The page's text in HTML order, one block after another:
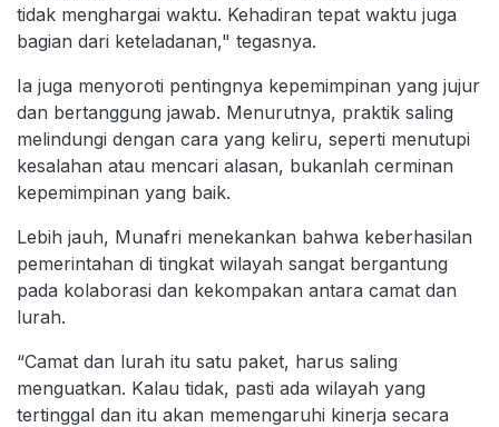
tidak menghargai waktu. Kehadiran tepat waktu juga
bagian dari keteladanan," tegasnya.
Ia juga menyoroti pentingnya kepemimpinan yang jujur
dan bertanggung jawab. Menurutnya, praktik saling
melindungi dengan cara yang keliru, seperti menutupi
kesalahan atau mencari alasan, bukanlah cerminan
kepemimpinan yang baik.
Lebih jauh, Munafri menekankan bahwa keberhasilan
pemerintahan di tingkat wilayah sangat bergantung
pada kolaborasi dan kekompakan antara camat dan
lurah.
“Camat dan lurah itu satu paket, harus saling
menguatkan. Kalau tidak, pasti ada wilayah yang
tertinggal dan itu akan memengaruhi kinerja secara